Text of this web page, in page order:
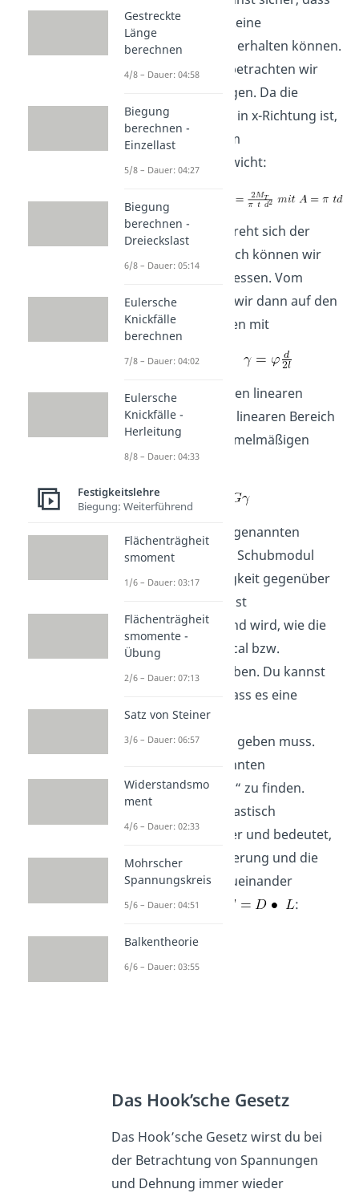
wir bei der Torsion keine
Normalspannungen erhalten können.
Dementsprechend betrachten wir
hier Schubspannungen. Da die
Torsion ein Moment in x-Richtung ist,
erhalten wir aus dem
Momentengleichgewicht:
Bei der Torsion verdreht sich der
Querschnitt. Demnach können wir
einen Drehwinkel messen. Vom
Drehwinkel können wir dann auf den
Scherwinkel schließen mit
Auch hier gibt es einen linearen
Bereich. Aus diesem linearen Bereich
erhalten wir den formelmäßigen
Zusammenhang:
G beschreibt den sogenannten
Schubmodul. Dieser Schubmodul
beschreibt die Festigkeit gegenüber
Schubspannungen, ist
materialabhängig und wird, wie die
Spannungen, in Pascal bzw.
Megapascal angegeben. Du kannst
dir sicher denken, dass es eine
ähnliche Größe für
Normalspannungen geben muss.
Diese ist im sogenannten
„Hook’schen Gesetz“ zu finden.
Dieses gilt für alle elastisch
verformbaren Körper und bedeutet,
dass die Längenänderung und die
einwirkende Kraft zueinander
proportional sind:
:
Das Hook’sche Gesetz
Das Hook’sche Gesetz wirst du bei
der Betrachtung von Spannungen
und Dehnung immer wieder
Gestreckte
Länge
berechnen
4/8 – Dauer: 04:58
Biegung
berechnen -
Einzellast
5/8 – Dauer: 04:27
Biegung
berechnen -
Dreieckslast
6/8 – Dauer: 05:14
Eulersche
Knickfälle
berechnen
7/8 – Dauer: 04:02
Eulersche
Knickfälle -
Herleitung
8/8 – Dauer: 04:33
Festigkeitslehre
Biegung: Weiterführend
Flächenträgheit
smoment
1/6 – Dauer: 03:17
Flächenträgheit
smomente -
Übung
2/6 – Dauer: 07:13
Satz von Steiner
3/6 – Dauer: 06:57
Widerstandsmo
ment
4/6 – Dauer: 02:33
Mohrscher
Spannungskreis
5/6 – Dauer: 04:51
Balkentheorie
6/6 – Dauer: 03:55